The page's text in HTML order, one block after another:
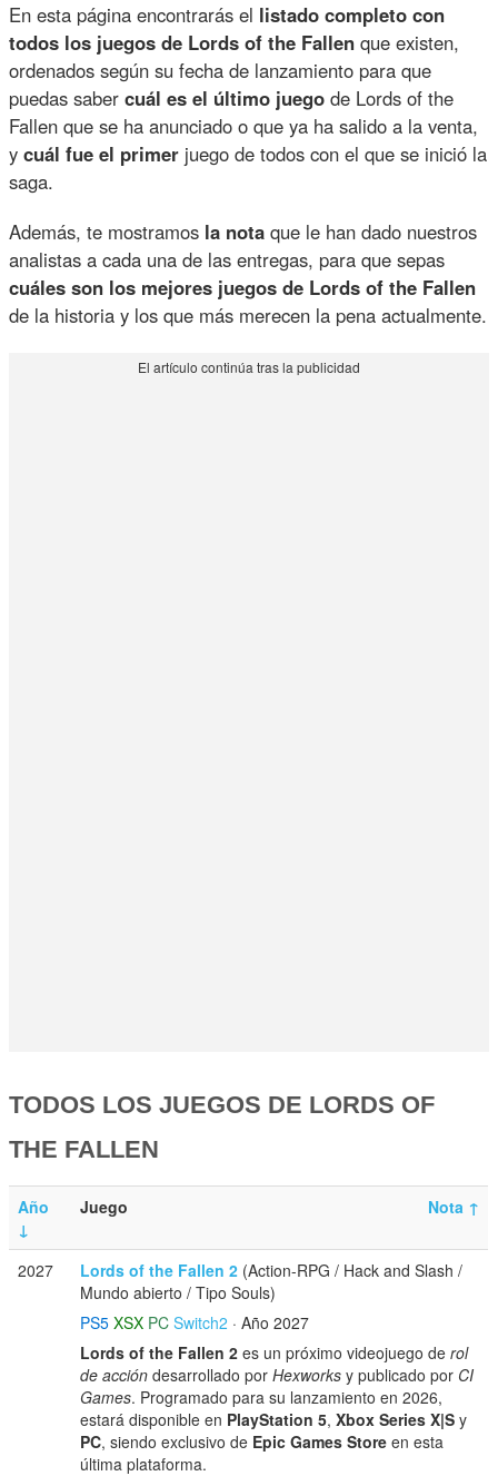
En esta página encontrarás el listado completo con
todos los juegos de Lords of the Fallen que existen,
ordenados según su fecha de lanzamiento para que
puedas sabercuál es el último juego de Lords of the
Fallen que se ha anunciado o que ya ha salido a la venta,
ycuál fue el primer juego de todos con el que se inició la
saga.
Además, te mostramos la nota que le han dado nuestros
analistas a cada una de las entregas, para que sepas
cuáles son los mejores juegos de Lords of the Fallen
de la historia y los que más merecen la pena actualmente.
TODOS LOS JUEGOS DE LORDS OF
THE FALLEN
Año
↓
Nota ↑
Juego
2027 Lords of the Fallen 2 (Action-RPG / Hack and Slash /
Mundo abierto / Tipo Souls)
PS5 XSX PC Switch2 · Año 2027
Lords of the Fallen 2 es un próximo videojuego derol
de acción desarrollado porHexworks y publicado por CI
Games. Programado para su lanzamiento en 2026,
estará disponible en PlayStation 5,Xbox Series X|S y
PC, siendo exclusivo de Epic Games Store en esta
última plataforma.